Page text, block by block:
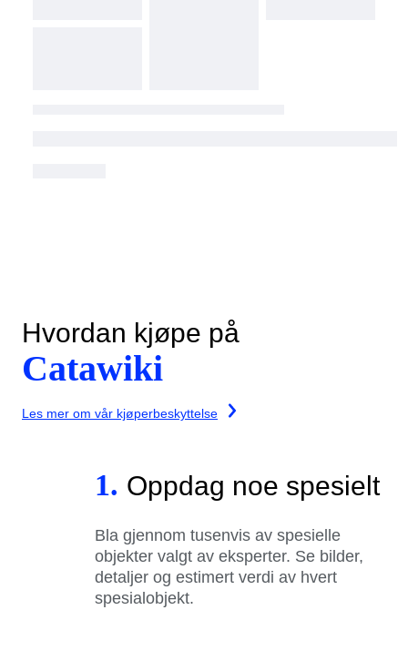
Hvordan kjøpe på
Catawiki
Les mer om vår kjøperbeskyttelse
1. Oppdag noe spesielt
Bla gjennom tusenvis av spesielle
objekter valgt av eksperter. Se bilder,
detaljer og estimert verdi av hvert
spesialobjekt.